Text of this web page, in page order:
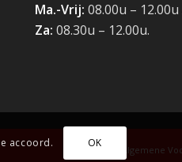
Ma.-Vrij: 08.00u –
Za: 08.30u – 12.00u.
Algemene
accoord. OK